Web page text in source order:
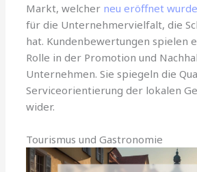
Markt, welcher neu eröffnet wurde
für die Unternehmervielfalt, die
hat. Kundenbewertungen spielen
Rolle in der Promotion und
Unternehmen. Sie spiegeln die
Serviceorientierung der lokalen
wider.
Tourismus und Gastronomie